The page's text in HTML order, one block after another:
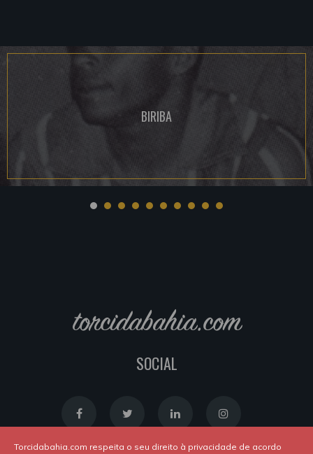
BIRIBA
torcidabahia.com
SOCIAL
Torcidabahia.com respeita o seu direito à privacidade de acordo